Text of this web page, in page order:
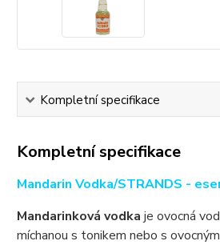
Kompletní specifikace
Kompletní specifikace
Mandarin Vodka/STRANDS -
Mandarinková vodka je ovocná
míchanou s tonikem nebo s